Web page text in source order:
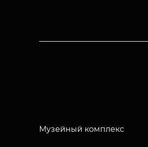
Музейный комплекс